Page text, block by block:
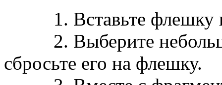
1. Вставьте флешку в
2. Выберите
сбросьте его на флешку.